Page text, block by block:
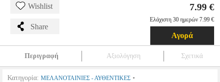
Wishlist
Share
7.99 €
Ελάχιστη 30 ημερών 7.99 €
Αγορά
Περιγραφή Αξιολόγηση Σχετικά
Κατηγορία: ΜΕΛΑΝΟΤΑΙΝΙΕΣ - ΑΥΘΕΝΤΙΚΕΣ •